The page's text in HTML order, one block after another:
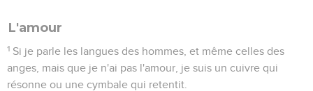
L'amour
1 Si je parle les langues des hommes, et même celles des
anges, mais que je n'ai pas l'amour, je suis un cuivre qui
résonne ou une cymbale qui retentit.